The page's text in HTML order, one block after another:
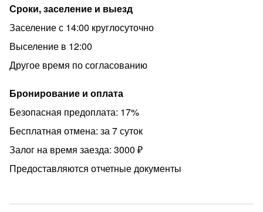
Курение в квартире строго ЗАПРЕЩЕНО!
Сроки, заселение и выезд
Заселение с 14:00 круглосуточно
Выселение в 12:00
Другое время по согласованию
Бронирование и оплата
Безопасная предоплата: 17%
Бесплатная отмена: за 7 суток
Залог на время заезда: 3000 ₽
Предоставляются отчетные документы